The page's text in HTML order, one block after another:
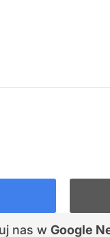
nas w Google